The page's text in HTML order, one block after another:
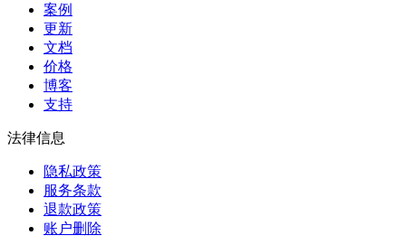
案例
更新
文档
价格
博客
支持
法律信息
隐私政策
服务条款
退款政策
账户删除